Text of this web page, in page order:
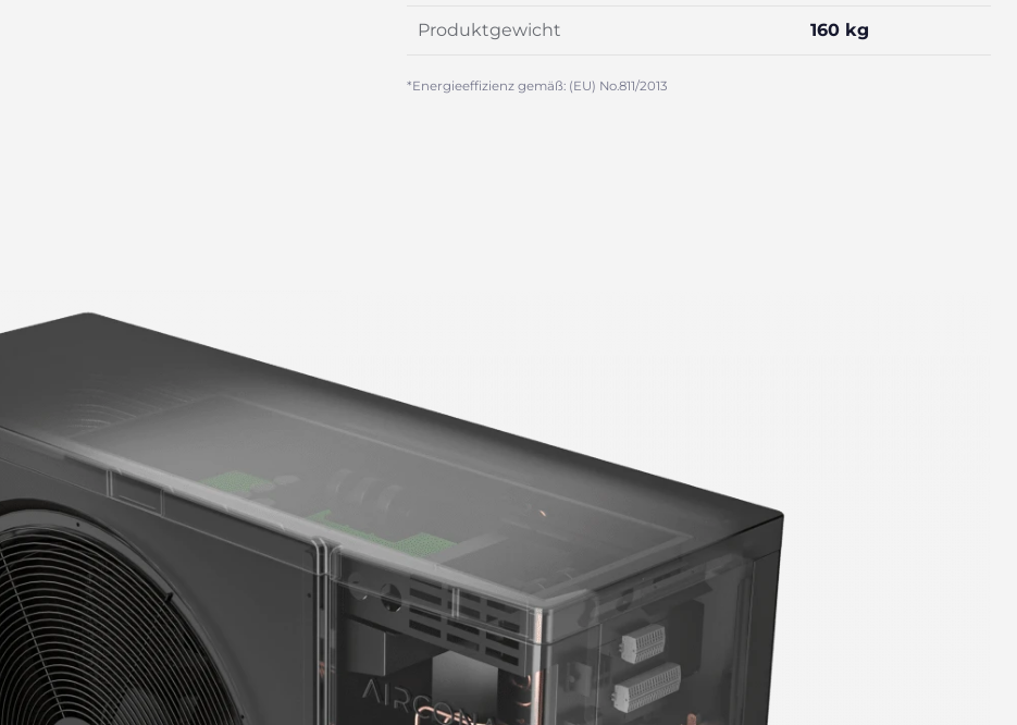
Produktgewicht 160 kg
*Energieeffizienz gemäß: (EU) No.811/2013